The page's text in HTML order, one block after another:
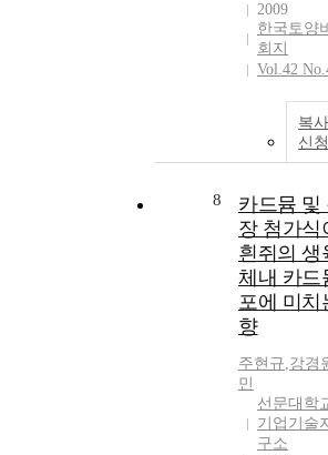
2009
한국토양
회지
Vol.42
복
신청
8
카드뮴 및
장 첨가식
흰쥐의 생
체내 카드
포에 미치
향
주현규,강경
민
선문대학
기업기술
구소